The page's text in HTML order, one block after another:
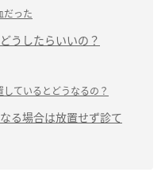
だった
うしたらいいの？
ているとどうなるの？
る場合は放置せず診て